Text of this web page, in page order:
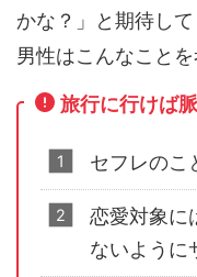
かな？」と期待し
男性はこんなことを
旅行に行けば
セフレのこ
恋愛対象に
ないように